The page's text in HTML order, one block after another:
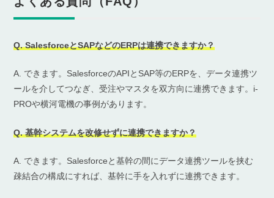
Q. SalesforceとSAPなどのERPは連携できますか？
A. できます。SalesforceのAPIとSAP等のERPを、データ連携ツ
ールを介してつなぎ、受注やマスタを双方向に連携できます。i-
PROや横河電機の事例があります。
Q. 基幹システムを改修せずに連携できますか？
A. できます。Salesforceと基幹の間にデータ連携ツールを挟む
疎結合の構成にすれば、基幹に手を入れずに連携できます。